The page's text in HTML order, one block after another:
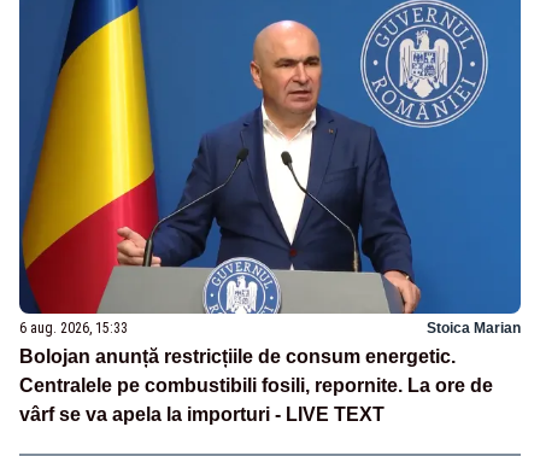
6 aug. 2026, 15:33 Stoica Marian
Bolojan anunță restricțiile de consum energetic.
Centralele pe combustibili fosili, repornite. La ore de
vârf se va apela la importuri - LIVE TEXT